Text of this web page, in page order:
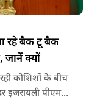
रहे बैक टू बैक
जानें क्यों
कोशिशों के बीच
इजरायली पीएम